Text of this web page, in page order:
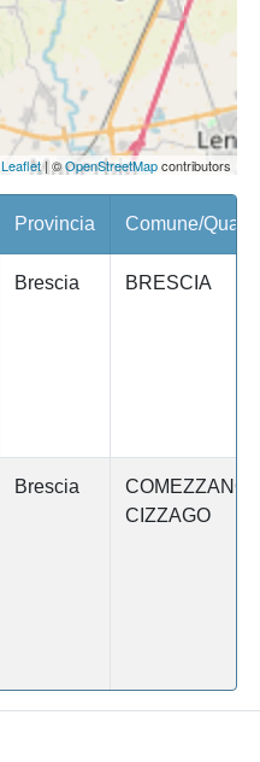
Leaflet| ©OpenStreetMapcontributors
Provincia Comune/
Brescia BRESCIA
Brescia
COMEZZANO
CIZZAGO